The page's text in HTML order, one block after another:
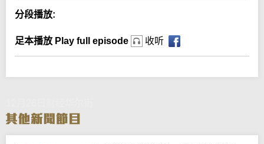
分段播放:
足本播放 Play full episode 收听